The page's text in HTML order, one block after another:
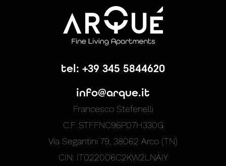
tel: +39 345 5844620
info@arque.it
Francesco Stefenelli
C.F. STFFNC96P07H330G
Via Segantini 79, 38062 Arco (TN)
CIN: IT022006C2KW2LNAIY